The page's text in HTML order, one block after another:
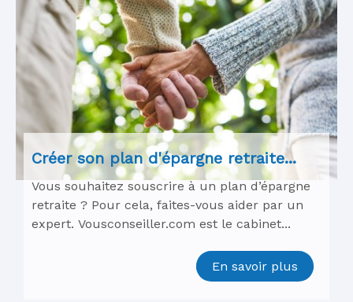
Créer son plan d'épargne retraite...
Vous souhaitez souscrire à un plan d’épargne
retraite ? Pour cela, faites-vous aider par un
expert. Vousconseiller.com est le cabinet...
En savoir plus